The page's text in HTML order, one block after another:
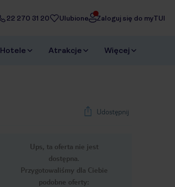
22 270 31 20 Ulubione Zaloguj się do myTUI
Hotele Atrakcje Więcej
Udostępnij
Ups, ta oferta nie jest
dostępna.
Przygotowaliśmy dla Ciebie
podobne oferty: